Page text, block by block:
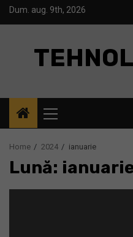
SkipDum. aug. 9th, 2026
Menu
Home 2024 ianuarie
Lună: